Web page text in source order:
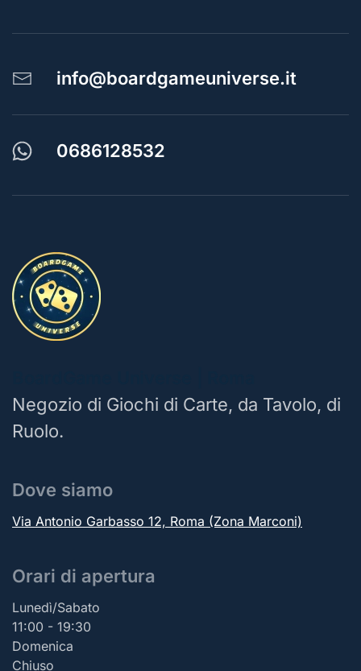
info@boardgameuniverse.it
0686128532
Negozio di Giochi di Carte, da Tavolo, di
Ruolo.
Dove siamo
Via Antonio Garbasso 12, Roma (Zona Marconi)
Orari di apertura
Lunedì/Sabato
11:00 - 19:30
Domenica
Chiuso